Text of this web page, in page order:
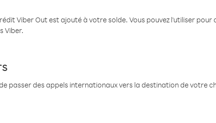
Viber Out est ajouté à votre solde. Vous pouvez l'utiliser
Viber.
passer des appels internationaux vers la destination de votre